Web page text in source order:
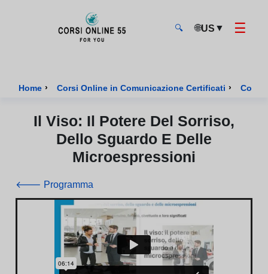
🔍 🌐US ▼ ☰
Home › Corsi Online in Comunicazione Certificati › Corso
Il Viso: Il Potere Del Sorriso,
Dello Sguardo E Delle
Microespressioni
🡐 Programma